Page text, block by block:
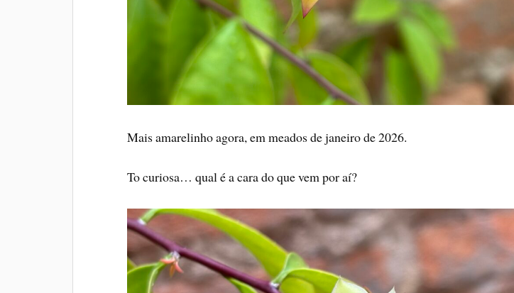
Mais amarelinho agora, em meados de janeiro de 2026.
To curiosa… qual é a cara do que vem por aí?